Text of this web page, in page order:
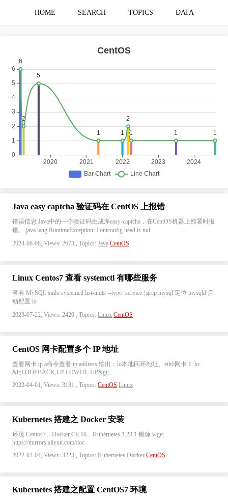
HOME SEARCH TOPICS DATA
Java easy captcha 验证码在 CentOS 上报错
错误信息 Java中的一个验证码生成库easy-captcha，在CentOS机器上部署时报
错。 java.lang.RuntimeException: Fontconfig head is nul
2024-08-08, Views: 2673 , Topics: Java CentOS
Linux Centos7 查看 systemctl 有哪些服务
查看 MySQL sudo systemctl list-units --type=service | grep mysql 定位 mysqld 启
动配置 lo
2023-07-22, Views: 2420 , Topics: Linux CentOS
CentOS 网卡配置多个 IP 地址
查看网卡 ip a命令查看 ip address 输出：lo本地回环地址、eth0网卡 1: lo:
&lt;LOOPBACK,UP,LOWER_UP&gt;
2022-04-01, Views: 3131 , Topics: CentOS Linux
Kubernetes 搭建之 Docker 安装
环境 Centos7、Docker CE 18、Kubernetes 1.23.1 镜像 wget
https://mirrors.aliyun.com/doc
2022-03-04, Views: 3223 , Topics: Kubernetes Docker CentOS
Kubernetes 搭建之配置 CentOS7 环境